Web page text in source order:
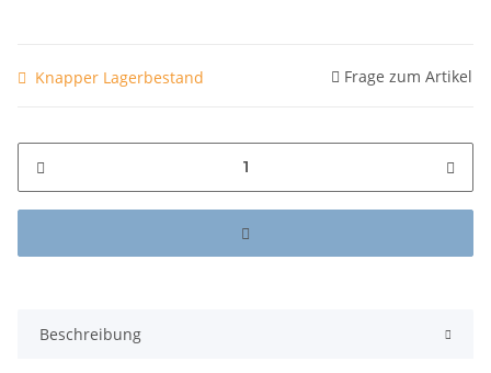
Knapper Lagerbestand Frage zum Artikel
Beschreibung